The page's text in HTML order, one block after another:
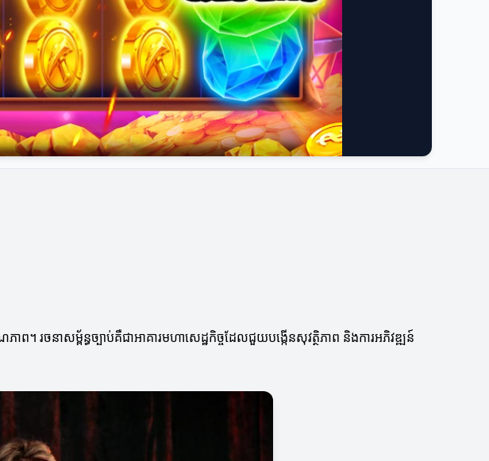
។ រចនាសម្ព័ន្ធច្បាប់គឺជាអាគារមហាសេដ្ឋកិច្ចដែលជួយបង្កើនសុវត្ថិភាព និងការអភិវឌ្ឍន៍